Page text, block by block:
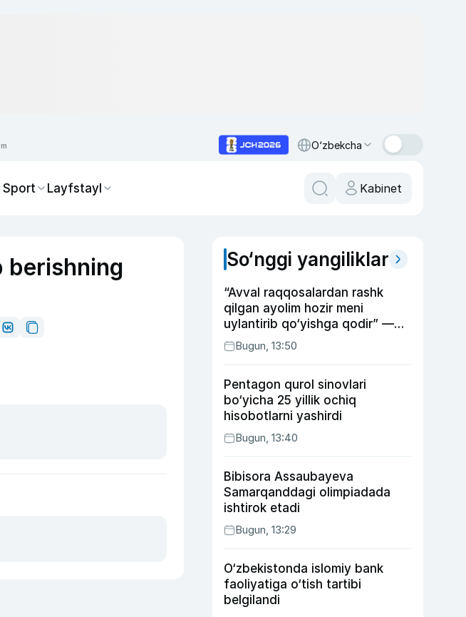
O‘zbekcha
Sport Layfstayl Kabinet
berishning
So‘nggi yangiliklar
“Avval raqqosalardan rashk
qilgan ayolim hozir meni
uylantirib qo‘yishga qodir” —
Anvar Sobirov davlat ishidagi
faoliyati va o‘g‘il tarbiyasidagi
Bugun, 13:50
Pentagon qurol sinovlari
bo‘yicha 25 yillik ochiq
hisobotlarni yashirdi
Bugun, 13:40
Bibisora Assaubayeva
Samarqanddagi olimpiadada
ishtirok etadi
Bugun, 13:29
O‘zbekistonda islomiy bank
faoliyatiga o‘tish tartibi
belgilandi